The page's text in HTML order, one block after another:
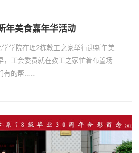
年美食嘉年华活动
学院在理2栋教工之家举行迎新年美
，工会委员就在教工之家忙着布置场
有的帮……